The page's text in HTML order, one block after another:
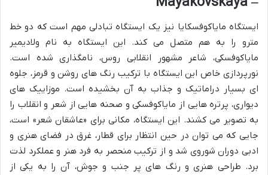
ایستگاه مایاکوفسکایا نیز یک ایستگاه تبادلی مهم است که دو خط
مترو را به هم متصل می کند. این ایستگاه به نام ولادیمیر
مایاکوفسکی، شاعر مشهور انقلابی روس، نامگذاری شده است.
نورپردازی خاص این ایستگاه با ترکیب رنگ های روشن و قرمز، جلوه
ای بسیار دراماتیک و جذاب به آن بخشیده است. موزاییک های
دیواری، پرتره هایی از مایاکوفسکی و صحنه هایی از شعر و انقلاب را
به تصویر می کشند. این ایستگاه، مکانی برای «عاشقان شعر» است،
جایی که می توان در حین انتظار برای قطار، غرق در فضای هنری و
ادبی دوران شوروی شد و از ترکیب منحصر به فرد هنر و عملکرد لذت
برد. طراحی هنری و رنگ های پر جنب و جوش، آن را به یکی از